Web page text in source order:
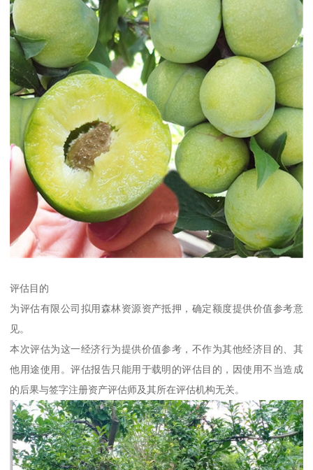
评估目的
为评估有限公司拟用森林资源资产抵押，确定额度提供价值参考意
见。
本次评估为这一经济行为提供价值参考，不作为其他经济目的、其
他用途使用。评估报告只能用于载明的评估目的，因使用不当造成
的后果与签字注册资产评估师及其所在评估机构无关。